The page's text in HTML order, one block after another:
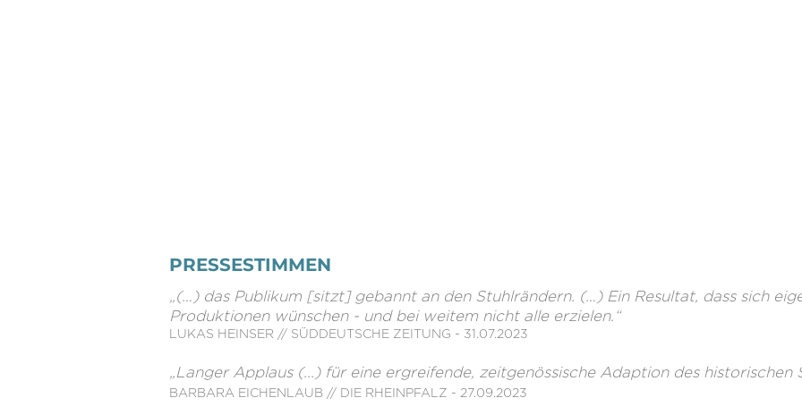
PRESSESTIMMEN
„(…) das Publikum [sitzt] gebannt an den Stuhlrändern. (…) Ein Resultat, dass sich
Produktionen wünschen - und bei weitem nicht alle erzielen.“
LUKAS HEINSER // SÜDDEUTSCHE ZEITUNG - 31.07.2023
„Langer Applaus (...) für eine ergreifende, zeitgenössische Adaption des historischen
BARBARA EICHENLAUB // DIE RHEINPFALZ - 27.09.2023